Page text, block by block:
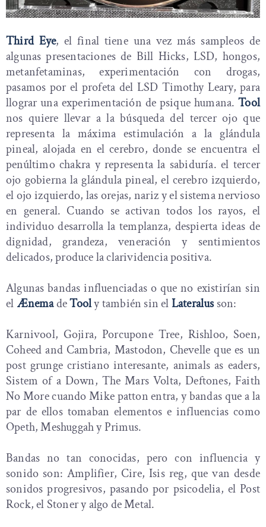
Third Eye, el final tiene una vez más sampleos de
algunas presentaciones de Bill Hicks, LSD, hongos,
metanfetaminas, experimentación con drogas,
pasamos por el profeta del LSD Timothy Leary, para
llograr una experimentación de psique humana.Tool
nos quiere llevar a la búsqueda del tercer ojo que
representa la máxima estimulación a la glándula
pineal, alojada en el cerebro, donde se encuentra el
penúltimo chakra y representa la sabiduría. el tercer
ojo gobierna la glándula pineal, el cerebro izquierdo,
el ojo izquierdo, las orejas, nariz y el sistema nervioso
en general. Cuando se activan todos los rayos, el
individuo desarrolla la templanza, despierta ideas de
dignidad, grandeza, veneración y sentimientos
delicados, produce la clarividencia positiva.
Algunas bandas influenciadas o que no existirían sin
el ÆnemadeTooly también sin elLateralusson:
Karnivool, Gojira, Porcupone Tree, Rishloo, Soen,
Coheed and Cambria, Mastodon, Chevelle que es un
post grunge cristiano interesante, animals as eaders,
Sistem of a Down, The Mars Volta, Deftones, Faith
No More cuando Mike patton entra, y bandas que a la
par de ellos tomaban elementos e influencias como
Opeth, Meshuggah y Primus.
Bandas no tan conocidas, pero con influencia y
sonido son: Amplifier, Cire, Isis reg, que van desde
sonidos progresivos, pasando por psicodelia, el Post
Rock, el Stoner y algo de Metal.